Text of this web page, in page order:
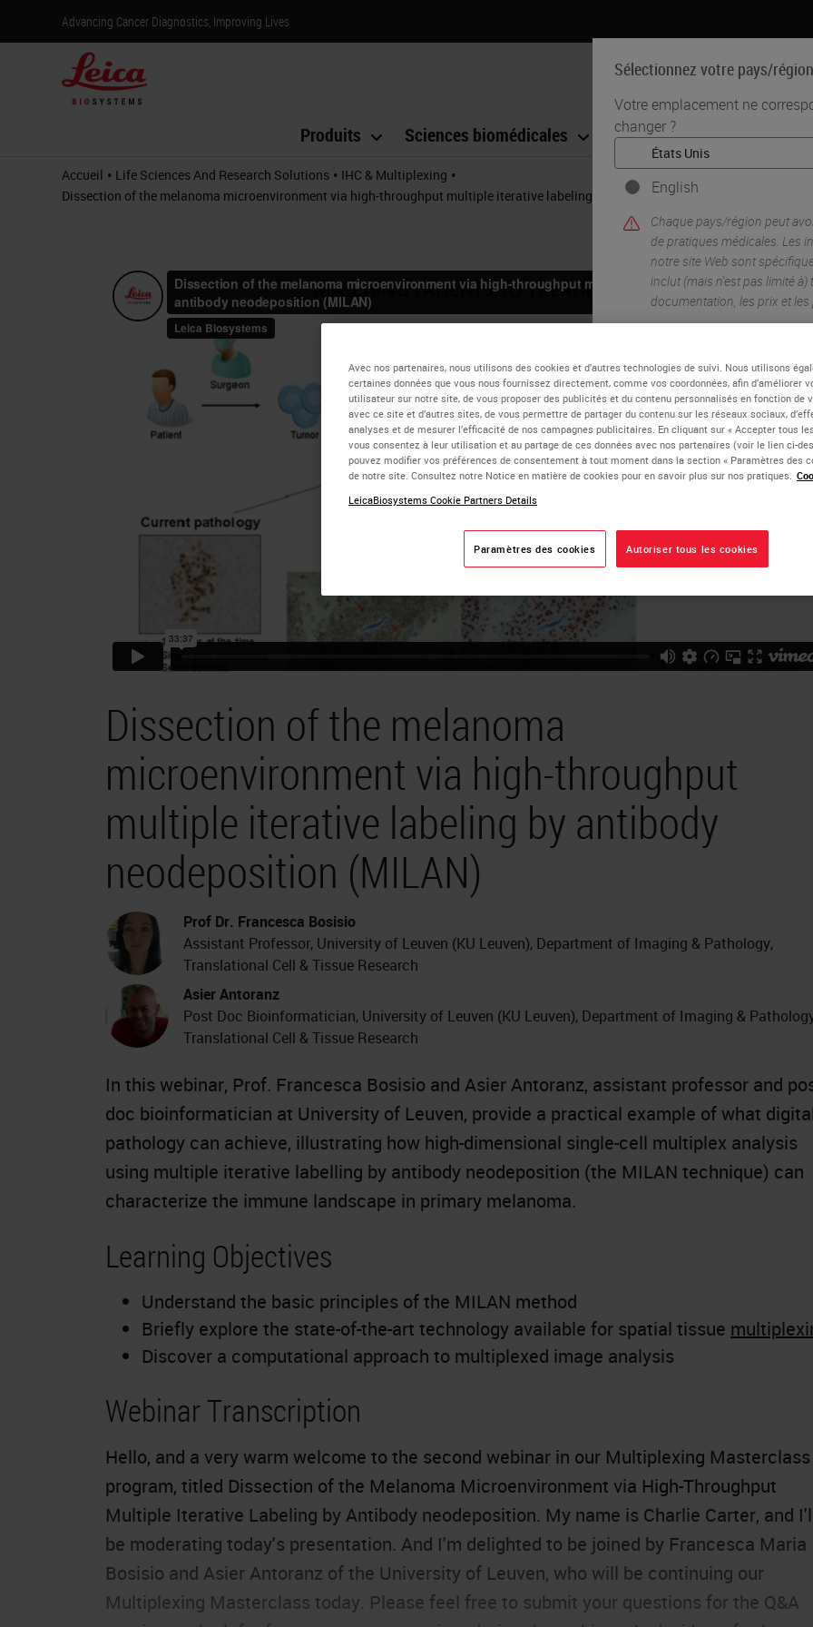
Advancing Cancer Diagnostics, Improving Lives
Sélectionnez votre pays/région
Votre emplacement ne
changer ?
English
Chaque pays/région peut
de pratiques médicales. Les
notre site Web sont
inclut (mais n'est pas limité
documentation, les prix et
Produits Sciences biomédicales Formation Assistance
Accueil • Life Sciences And Research Solutions • IHC & Multiplexing •
Dissection of the melanoma microenvironment via high-throughput multiple iterative labeling by antibody neodeposition (MILAN)
Dissection of the melanoma
microenvironment via high-throughput
multiple iterative labeling by antibody
neodeposition (MILAN)
Prof Dr. Francesca Bosisio
Assistant Professor, University of Leuven (KU Leuven), Department of Imaging & Pathology,
Translational Cell & Tissue Research
Asier Antoranz
Post Doc Bioinformatician, University of Leuven (KU Leuven), Department of Imaging &
Translational Cell & Tissue Research
In this webinar, Prof. Francesca Bosisio and Asier Antoranz, assistant professor and
doc bioinformatician at University of Leuven, provide a practical example of what
pathology can achieve, illustrating how high-dimensional single-cell multiplex analysis
using multiple iterative labelling by antibody neodeposition (the MILAN technique) can
characterize the immune landscape in primary melanoma.
Learning Objectives
Understand the basic principles of the MILAN method
Briefly explore the state-of-the-art technology available for spatial tissue
Discover a computational approach to multiplexed image analysis
Webinar Transcription
Hello, and a very warm welcome to the second webinar in our Multiplexing Masterclass
program, titled Dissection of the Melanoma Microenvironment via High-Throughput
Multiple Iterative Labeling by Antibody neodeposition. My name is Charlie Carter, and
be moderating today's presentation. And I'm delighted to be joined by Francesca Maria
Bosisio and Asier Antoranz of the University of Leuven, who will be continuing our
Multiplexing Masterclass today. Please feel free to submit your questions for the Q&A
Avec nos partenaires, nous utilisons des cookies et d’autres technologies de suivi. Nous utilisons
certaines données que vous nous fournissez directement, comme vos coordonnées, afin d’améliorer
utilisateur sur notre site, de vous proposer des publicités et du contenu personnalisés en fonction de
avec ce site et d’autres sites, de vous permettre de partager du contenu sur les réseaux sociaux,
analyses et de mesurer l’efficacité de nos campagnes publicitaires. En cliquant sur « Accepter tous
vous consentez à leur utilisation et au partage de ces données avec nos partenaires (voir le lien ci-
pouvez modifier vos préférences de consentement à tout moment dans la section « Paramètres des
de notre site. Consultez notre Notice en matière de cookies pour en savoir plus sur nos pratiques.
LeicaBiosystems Cookie Partners Details
Paramètres des cookies Autoriser tous les cookies